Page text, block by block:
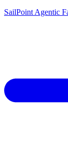
SailPoint Agentic